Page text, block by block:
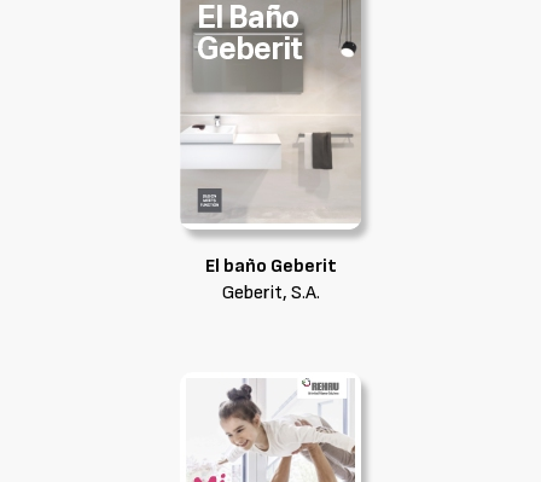
El baño Geberit
Geberit, S.A.